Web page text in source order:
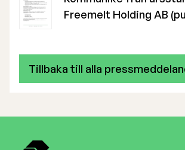
Freemelt Holding AB
Tillbaka till alla